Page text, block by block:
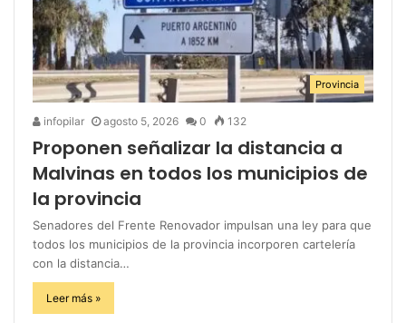
Provincia
infopilar agosto 5, 2026 0 132
Proponen señalizar la distancia a
Malvinas en todos los municipios de
la provincia
Senadores del Frente Renovador impulsan una ley para que
todos los municipios de la provincia incorporen cartelería
con la distancia…
Leer más »